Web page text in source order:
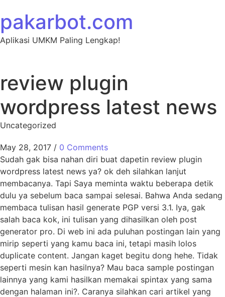
pakarbot.com
Aplikasi UMKM Paling Lengkap!
review plugin
wordpress latest news
Uncategorized
May 28, 2017 / 0 Comments
Sudah gak bisa nahan diri buat dapetin review plugin
wordpress latest news ya? ok deh silahkan lanjut
membacanya. Tapi Saya meminta waktu beberapa detik
dulu ya sebelum baca sampai selesai. Bahwa Anda sedang
membaca tulisan hasil generate PGP versi 3.1. Iya, gak
salah baca kok, ini tulisan yang dihasilkan oleh post
generator pro. Di web ini ada puluhan postingan lain yang
mirip seperti yang kamu baca ini, tetapi masih lolos
duplicate content. Jangan kaget begitu dong hehe. Tidak
seperti mesin kan hasilnya? Mau baca sample postingan
lainnya yang kami hasilkan memakai spintax yang sama
dengan halaman ini?. Caranya silahkan cari artikel yang